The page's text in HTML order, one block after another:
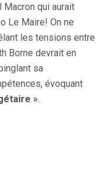
Macron qui aurait
Le Maire! On ne
les tensions entre
Borne devrait en
sa
évoquant
».